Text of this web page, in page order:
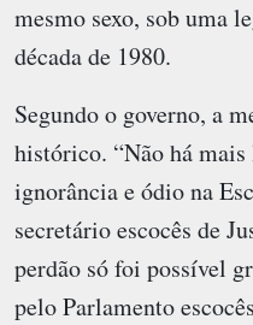
mesmo sexo, sob uma
década de 1980.
Segundo o governo, a
histórico. “Não há
ignorância e ódio na
secretário escocês de
perdão só foi possível
pelo Parlamento